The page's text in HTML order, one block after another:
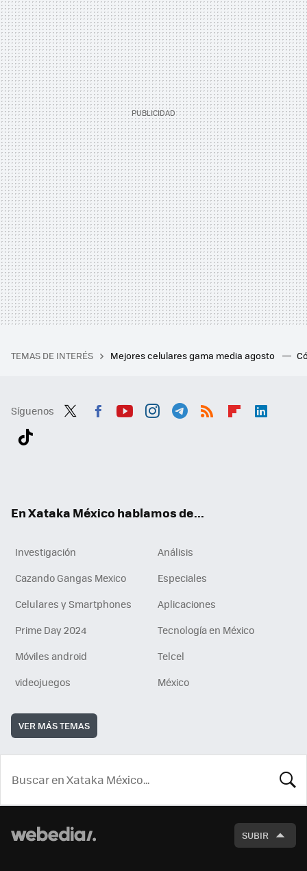
TEMAS DE INTERÉS Mejores celulares gama media agosto
Síguenos
En Xataka México hablamos de...
Investigación
Análisis
Cazando Gangas Mexico
Especiales
Celulares y Smartphones
Aplicaciones
Prime Day 2024
Tecnología en México
Móviles android
Telcel
videojuegos
México
VER MÁS TEMAS
SUBIR